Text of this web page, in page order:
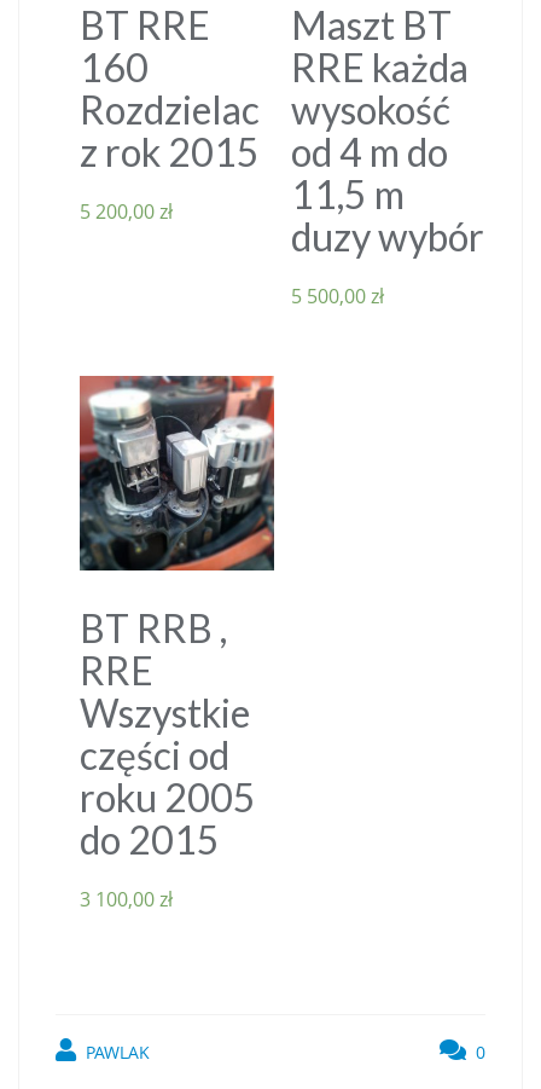
BT RRE
160
Rozdzielac
z rok 2015
5 200,00zł
Maszt BT
RRE każda
wysokość
od 4 m do
11,5 m
duzy wybór
5 500,00zł
BT RRB ,
RRE
Wszystkie
części od
roku 2005
do 2015
3 100,00zł
PAWLAK 0